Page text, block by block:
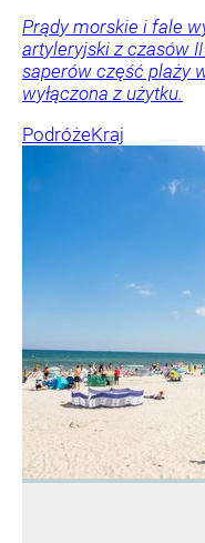
Prądy morskie i fale
artyleryjski z czasów
saperów część plaży
wyłączona z użytku.
PodróżeKraj